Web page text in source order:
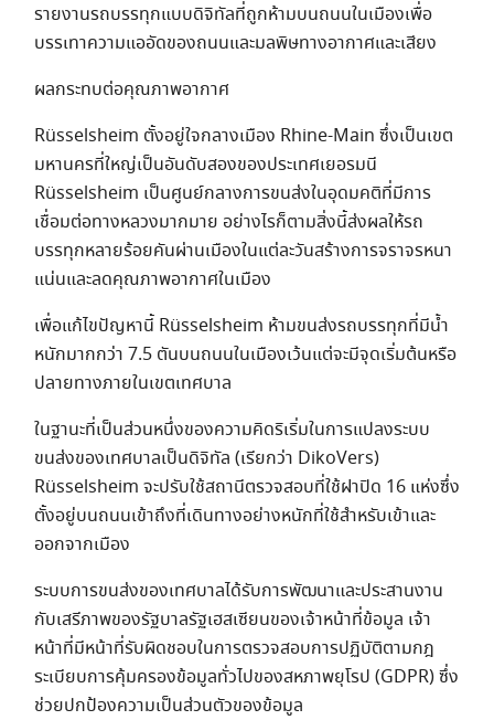
รายงานรถบรรทุกแบบดิจิทัลที่ถูกห้ามบนถนนในเมืองเพื่อ
บรรเทาความแออัดของถนนและมลพิษทางอากาศและเสียง
ผลกระทบต่อคุณภาพอากาศ
Rüsselsheim ตั้งอยู่ใจกลางเมือง Rhine-Main ซึ่งเป็นเขต
มหานครที่ใหญ่เป็นอันดับสองของประเทศเยอรมนี
Rüsselsheim เป็นศูนย์กลางการขนส่งในอุดมคติที่มีการ
เชื่อมต่อทางหลวงมากมาย อย่างไรก็ตามสิ่งนี้ส่งผลให้รถ
บรรทุกหลายร้อยคันผ่านเมืองในแต่ละวันสร้างการจราจรหนา
แน่นและลดคุณภาพอากาศในเมือง
เพื่อแก้ไขปัญหานี้ Rüsselsheim ห้ามขนส่งรถบรรทุกที่มีน้ํา
หนักมากกว่า 7.5 ตันบนถนนในเมืองเว้นแต่จะมีจุดเริ่มต้นหรือ
ปลายทางภายในเขตเทศบาล
ในฐานะที่เป็นส่วนหนึ่งของความคิดริเริ่มในการแปลงระบบ
ขนส่งของเทศบาลเป็นดิจิทัล (เรียกว่า DikoVers)
Rüsselsheim จะปรับใช้สถานีตรวจสอบที่ใช้ฝาปิด 16 แห่งซึ่ง
ตั้งอยู่บนถนนเข้าถึงที่เดินทางอย่างหนักที่ใช้สําหรับเข้าและ
ออกจากเมือง
ระบบการขนส่งของเทศบาลได้รับการพัฒนาและประสานงาน
กับเสรีภาพของรัฐบาลรัฐเฮสเซียนของเจ้าหน้าที่ข้อมูล เจ้า
หน้าที่มีหน้าที่รับผิดชอบในการตรวจสอบการปฏิบัติตามกฎ
ระเบียบการคุ้มครองข้อมูลทั่วไปของสหภาพยุโรป (GDPR) ซึ่ง
ช่วยปกป้องความเป็นส่วนตัวของข้อมูล